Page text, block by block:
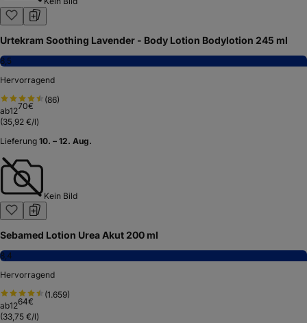
Urtekram Soothing Lavender - Body Lotion Bodylotion 245 ml
8,5
Hervorragend
(86)
ab1270€
(35,92 €/l)
Lieferung 10. – 12. Aug.
Kein Bild
Sebamed Lotion Urea Akut 200 ml
8,4
Hervorragend
(1.659)
ab1264€
(33,75 €/l)